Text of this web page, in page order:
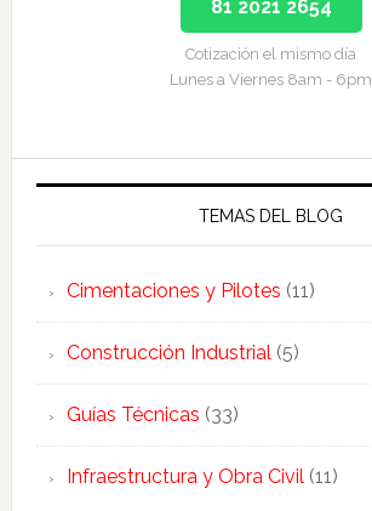
81 2021 2654
Cotización el mismo día
Lunes a Viernes 8am - 6pm
TEMAS DEL BLOG
Cimentaciones y Pilotes (11)
Construcción Industrial(5)
Guías Técnicas (33)
Infraestructura y Obra Civil(11)